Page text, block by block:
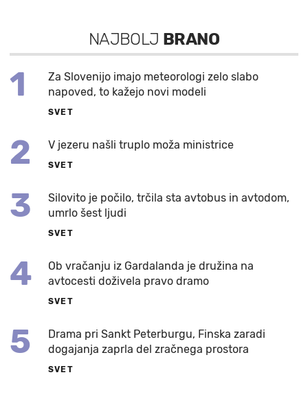
NAJBOLJ BRANO
1
Za Slovenijo imajo meteorologi zelo slabo
napoved, to kažejo novi modeli
SVET
2 V jezeru našli truplo moža ministrice
SVET
3
Silovito je počilo, trčila sta avtobus in avtodom,
umrlo šest ljudi
SVET
4
Ob vračanju iz Gardalanda je družina na
avtocesti doživela pravo dramo
SVET
5
Drama pri Sankt Peterburgu, Finska zaradi
dogajanja zaprla del zračnega prostora
SVET